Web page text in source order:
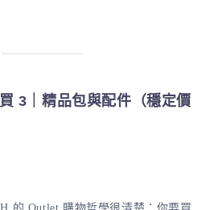
3｜精品包與配件（穩定價